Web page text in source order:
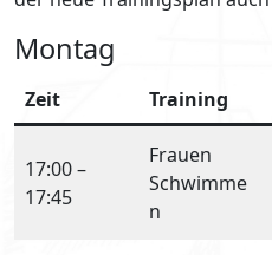
Montag
Zeit Training
17:00 –
17:45
Frauen
Schwimme
n